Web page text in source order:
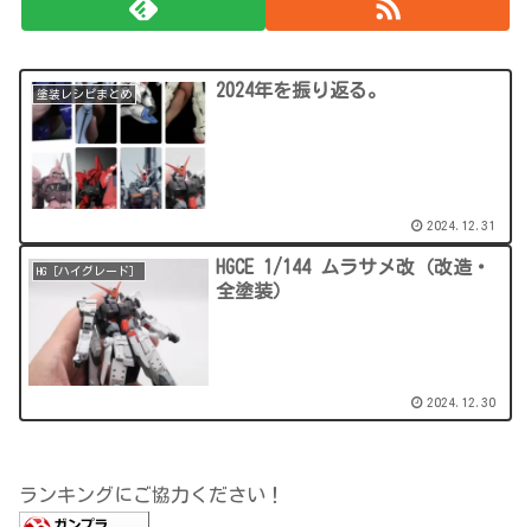
塗装レシピまとめ 2024年を振り返る。
2024.12.31
HG［ハイグレード］
HGCE 1/144 ムラサメ改（改造・
全塗装）
2024.12.30
ランキングにご協力ください！